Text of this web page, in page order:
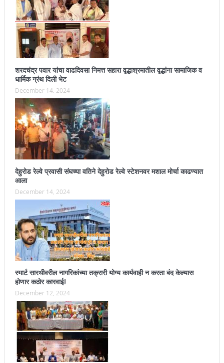
शरदचंद्र पवार यांचा वाढदिवसा निमत्त सहारा वृद्धाश्रमातील वृद्धांना सामाजिक व
धार्मिक ग्रंथ दिली भेट
December 14, 2024
देहुरोड रेल्वे प्रवासी संघच्या वतिने देहुरोड रेल्वे स्टेशनवर मशाल मोर्चा काढण्यात
आला
December 14, 2024
स्मार्ट सारथीवरील नागरिकांच्या तक्रारी योग्य कार्यवाही न करता बंद केल्यास
होणार कठोर कारवाई!
December 12, 2024